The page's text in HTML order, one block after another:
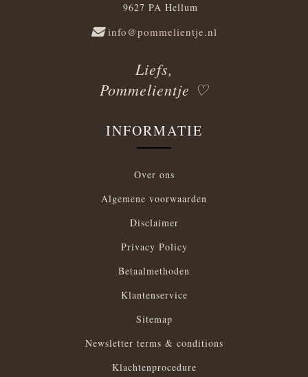
9627 PA Hellum
info@pommelientje.nl
Liefs,
Pommelientje ♡
INFORMATIE
Over ons
Algemene voorwaarden
Disclaimer
Privacy Policy
Betaalmethoden
Klantenservice
Sitemap
Newsletter terms & conditions
Klachtenprocedure